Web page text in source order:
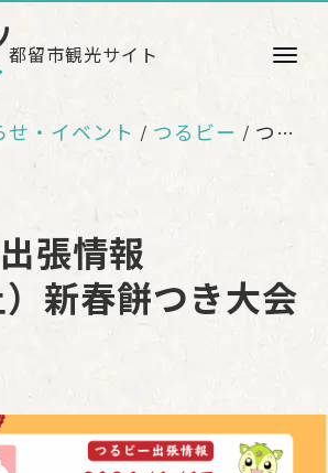
都留市観光サイト
せ・イベント つるビー つるビー出張情報 1/17（土）新春餅つき大会
張情報
新春餅つき大会